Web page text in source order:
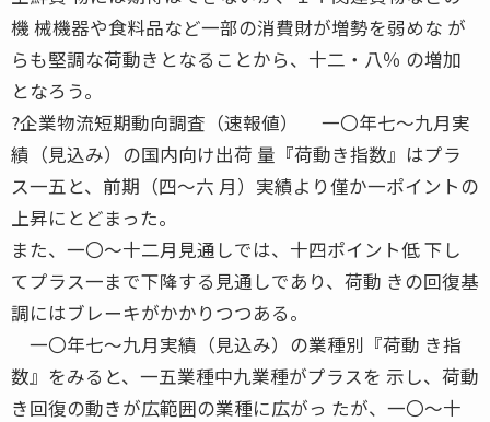
機 械機器や食料品など一部の消費財が増勢を弱めな が
らも堅調な荷動きとなることから、十二・八％ の増加
となろう。
?企業物流短期動向調査（速報値） 一〇年七〜九月実
績（見込み）の国内向け出荷 量『荷動き指数』はプラ
ス一五と、前期（四〜六 月）実績より僅か一ポイントの
上昇にとどまった。
また、一〇〜十二月見通しでは、十四ポイント低 下し
てプラス一まで下降する見通しであり、荷動 きの回復基
調にはブレーキがかかりつつある。
一〇年七〜九月実績（見込み）の業種別『荷動 き指
数』をみると、一五業種中九業種がプラスを 示し、荷動
き回復の動きが広範囲の業種に広がっ たが、一〇〜十